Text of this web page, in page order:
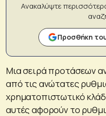
Ανακαλύψτε
Προσθήκη
Μια σειρά προτάσεων
από τις ανώτατες
χρηματοπιστωτικό
αυτές αφορούν το